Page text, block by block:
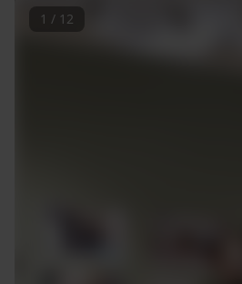
1 / 12